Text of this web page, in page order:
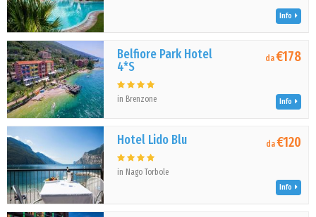
Info
Belfiore Park Hotel
4*S
in Brenzone
da€178
Info
Hotel Lido Blu
in Nago Torbole
da€120
Info